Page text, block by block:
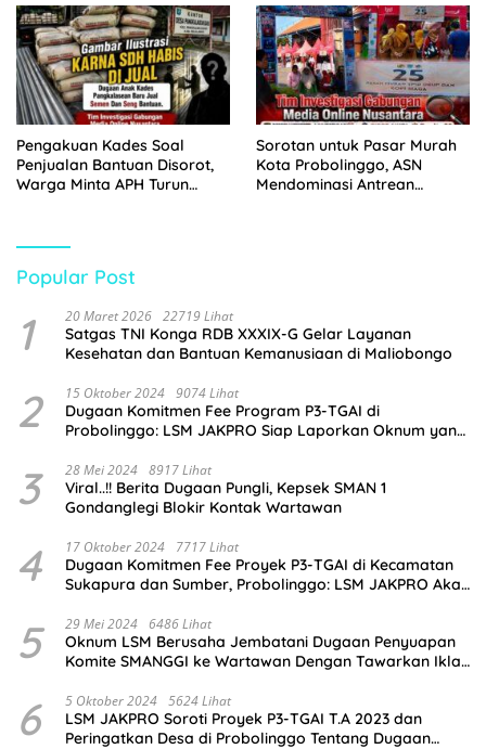
Pengakuan Kades Soal
Penjualan Bantuan Disorot,
Warga Minta APH Turun
Sorotan untuk Pasar Murah
Kota Probolinggo, ASN
Mendominasi Antrean
Popular Post
1 20 Maret 2026 22719 Lihat
Satgas TNI Konga RDB XXXIX-G Gelar Layanan
Kesehatan dan Bantuan Kemanusiaan di Maliobongo
2 15 Oktober 2024 9074 Lihat
Dugaan Komitmen Fee Program P3-TGAI di
Probolinggo: LSM JAKPRO Siap Laporkan Oknum yang
3 28 Mei 2024 8917 Lihat
Viral..!! Berita Dugaan Pungli, Kepsek SMAN 1
Gondanglegi Blokir Kontak Wartawan
4 17 Oktober 2024 7717 Lihat
Dugaan Komitmen Fee Proyek P3-TGAI di Kecamatan
Sukapura dan Sumber, Probolinggo: LSM JAKPRO Akan
5 29 Mei 2024 6486 Lihat
Oknum LSM Berusaha Jembatani Dugaan Penyuapan
Komite SMANGGI ke Wartawan Dengan Tawarkan Iklan
6 5 Oktober 2024 5624 Lihat
LSM JAKPRO Soroti Proyek P3-TGAI T.A 2023 dan
Peringatkan Desa di Probolinggo Tentang Dugaan